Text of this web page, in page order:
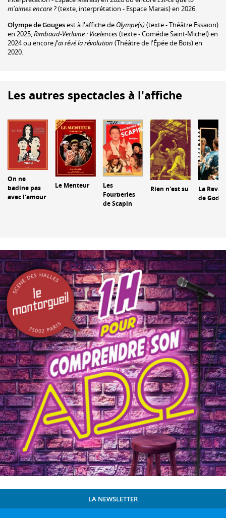
m'aimes encore ?(texte, interprétation - Espace Marais) en 2026.
Olympe de Gougesest à l'affiche de Olympe(s)(texte - Théâtre Essaïon)
en 2025,Rimbaud-Verlaine : Viœlences(texte - Comédie Saint-Michel) en
2024 ou encoreJ'ai rêvé la révolution (Théâtre de l'Épée de Bois) en
2020.
Les autres spectacles à l'affiche
On ne
badine pas
avec l'amour
Le Menteur
Les
Fourberies
de Scapin
Rien n'est su
La
de
LA NEWSLETTER